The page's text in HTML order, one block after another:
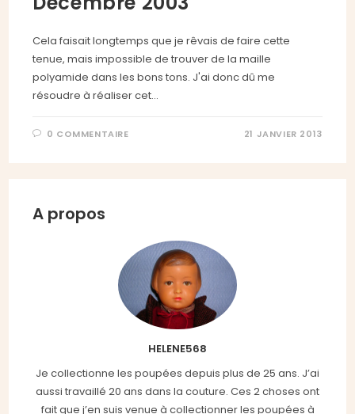
Cela faisait longtemps que je rêvais de faire cette
tenue, mais impossible de trouver de la maille
polyamide dans les bons tons. J'ai donc dû me
résoudre à réaliser cet…
0 COMMENTAIRE 21 JANVIER 2013
A propos
HELENE568
Je collectionne les poupées depuis plus de 25 ans. J’ai
aussi travaillé 20 ans dans la couture. Ces 2 choses ont
fait que j’en suis venue à collectionner les poupées à